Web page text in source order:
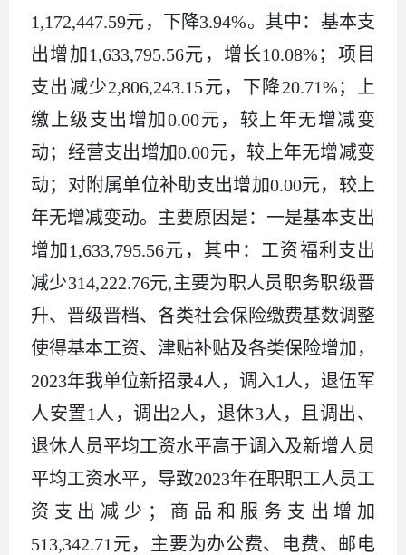
1,172,447.59元，下降3.94%。其中：基本支
出增加1,633,795.56元，增长10.08%；项目
支出减少2,806,243.15元，下降20.71%；上
缴上级支出增加0.00元，较上年无增减变
动；经营支出增加0.00元，较上年无增减变
动；对附属单位补助支出增加0.00元，较上
年无增减变动。主要原因是：一是基本支出
增加1,633,795.56元，其中：工资福利支出
减少314,222.76元,主要为职人员职务职级晋
升、晋级晋档、各类社会保险缴费基数调整
使得基本工资、津贴补贴及各类保险增加，
2023年我单位新招录4人，调入1人，退伍军
人安置1人，调出2人，退休3人，且调出、
退休人员平均工资水平高于调入及新增人员
平均工资水平，导致2023年在职职工人员工
资支出减少；商品和服务支出增加
513,342.71元，主要为办公费、电费、邮电